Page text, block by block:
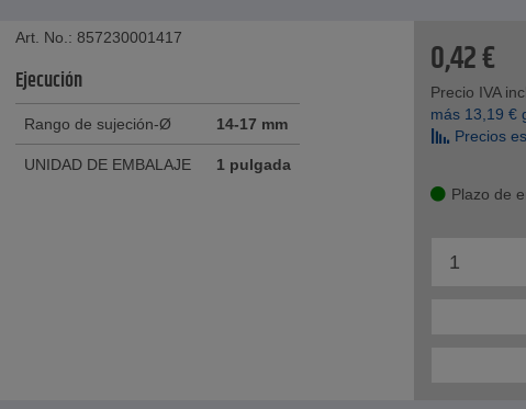
Art. No.: 857230001417
Ejecución
Rango de sujeción-Ø 14-17 mm
UNIDAD DE EMBALAJE 1 pulgada
0,42€
Precio IVA
más 13,19 €
Precios
Plazo de